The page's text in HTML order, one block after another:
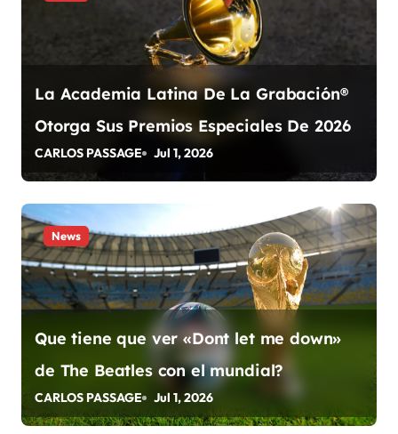
a
d
a
s
La Academia Latina De La Grabación®
Otorga Sus Premios Especiales De 2026
CARLOS PASSAGE Jul 1, 2026
News
Que tiene que ver «Dont let me down»
de The Beatles con el mundial?
CARLOS PASSAGE Jul 1, 2026